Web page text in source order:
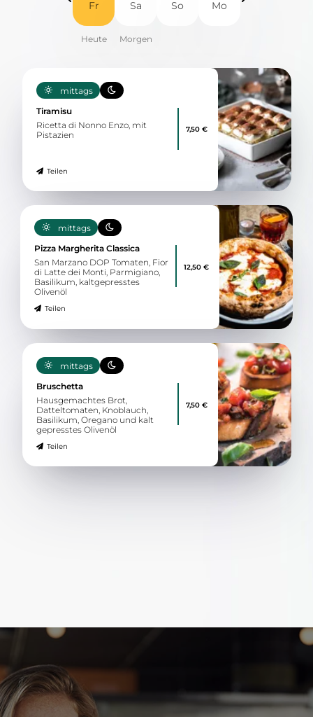
Fr Sa So Mo
mittags
Tiramisu
Ricetta di Nonno Enzo, mit
Pistazien
Teilen
7,50 €
mittags
Pizza Margherita Classica
San Marzano DOP Tomaten, Fior
di Latte dei Monti, Parmigiano,
Basilikum, kaltgepresstes
Olivenöl
Teilen
12,50 €
mittags
Bruschetta
Hausgemachtes Brot,
Datteltomaten, Knoblauch,
Basilikum, Oregano und kalt
gepresstes Olivenöl
Teilen
7,50 €